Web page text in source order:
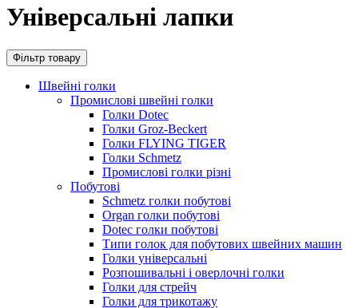
Універсальні лапки
Фільтр товару
Швейні голки
Промислові швейні голки
Голки Dotec
Голки Groz-Beckert
Голки FLYING TIGER
Голки Schmetz
Промислові голки різні
Побутові
Schmetz голки побутові
Organ голки побутові
Dotec голки побутові
Типи голок для побутових швейних машин
Голки універсальні
Розпошивальні і оверлочні голки
Голки для стрейч
Голки для трикотажу